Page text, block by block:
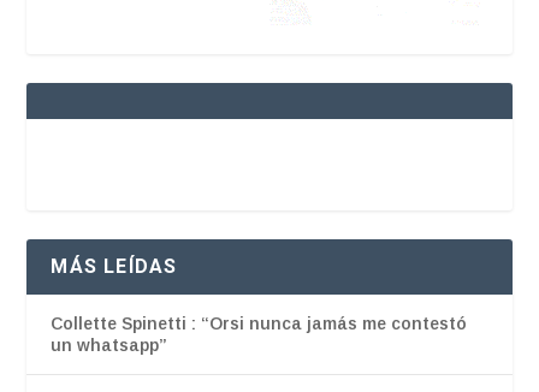
MÁS LEÍDAS
Collette Spinetti : “Orsi nunca jamás me contestó
un whatsapp”